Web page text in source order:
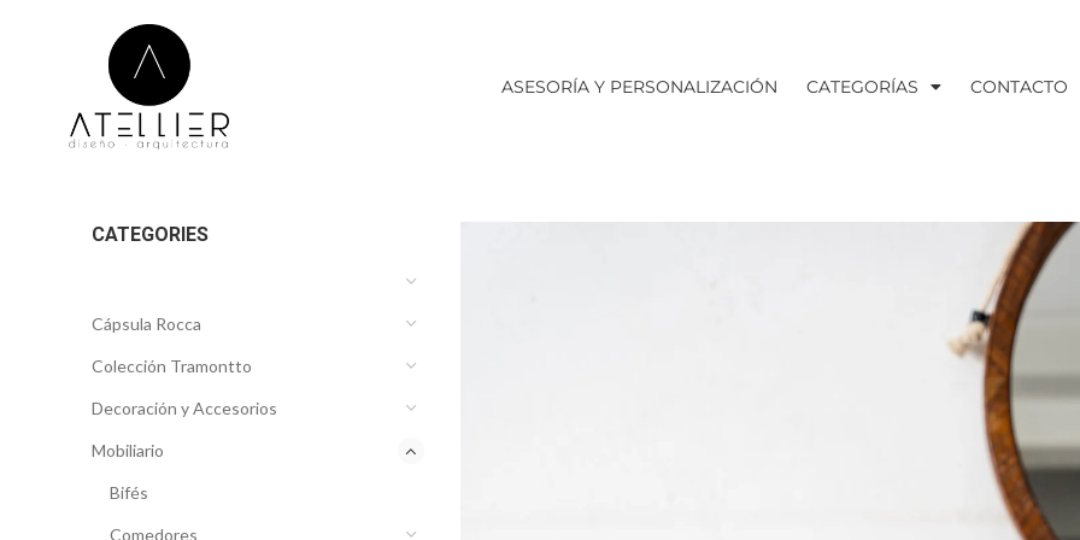
ASESORÍA Y PERSONALIZACIÓN CATEGORÍAS CONTACTO
CATEGORIES
Cápsula Rocca
Colección Tramontto
Decoración y Accesorios
Mobiliario
Bifés
Comedores